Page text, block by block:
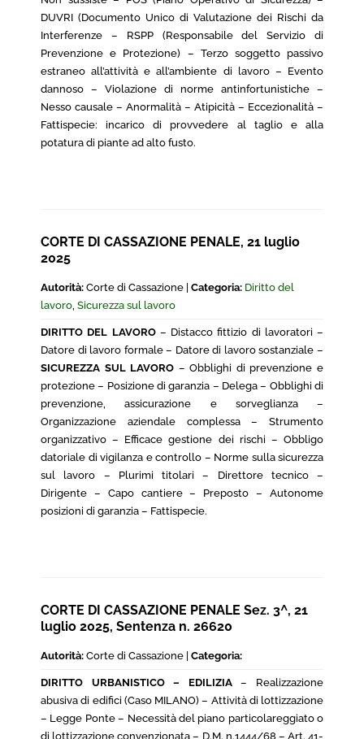
DUVRI (Documento Unico di Valutazione dei Rischi da
Interferenze – RSPP (Responsabile del Servizio di
Prevenzione e Protezione) – Terzo soggetto passivo
estraneo all’attività e all’ambiente di lavoro – Evento
dannoso – Violazione di norme antinfortunistiche –
Nesso causale – Anormalità – Atipicità – Eccezionalità –
Fattispecie: incarico di provvedere al taglio e alla
potatura di piante ad alto fusto.
CORTE DI CASSAZIONE PENALE, 21 luglio
2025
Autorità: Corte di Cassazione | Categoria: Diritto del
lavoro, Sicurezza sul lavoro
DIRITTO DEL LAVORO– Distacco fittizio di lavoratori –
Datore di lavoro formale – Datore di lavoro sostanziale –
SICUREZZA SUL LAVORO – Obblighi di prevenzione e
protezione – Posizione di garanzia – Delega – Obblighi di
prevenzione, assicurazione e sorveglianza –
Organizzazione aziendale complessa – Strumento
organizzativo – Efficace gestione dei rischi – Obbligo
datoriale di vigilanza e controllo – Norme sulla sicurezza
sul lavoro – Plurimi titolari – Direttore tecnico –
Dirigente – Capo cantiere – Preposto – Autonome
posizioni di garanzia – Fattispecie.
CORTE DI CASSAZIONE PENALE Sez. 3^, 21
luglio 2025, Sentenza n. 26620
Autorità: Corte di Cassazione | Categoria:
DIRITTO URBANISTICO – EDILIZIA– Realizzazione
abusiva di edifici (Caso MILANO) – Attività di lottizzazione
– Legge Ponte – Necessità del piano particolareggiato o
di lottizzazione convenzionata – D.M. n.1444/68 – Art. 41-